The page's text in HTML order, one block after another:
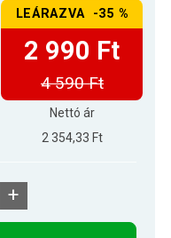
LEÁRAZVA -35 %
2 990 Ft
4 590 Ft
Nettó ár
2 354,33 Ft
+